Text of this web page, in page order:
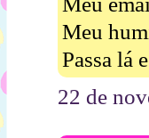
Meu
Passa lá
22 de